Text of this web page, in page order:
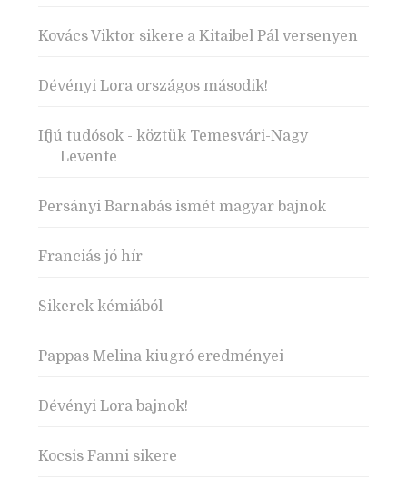
Kovács Viktor sikere a Kitaibel Pál versenyen
Dévényi Lora országos második!
Ifjú tudósok - köztük Temesvári-Nagy
Levente
Persányi Barnabás ismét magyar bajnok
Franciás jó hír
Sikerek kémiából
Pappas Melina kiugró eredményei
Dévényi Lora bajnok!
Kocsis Fanni sikere